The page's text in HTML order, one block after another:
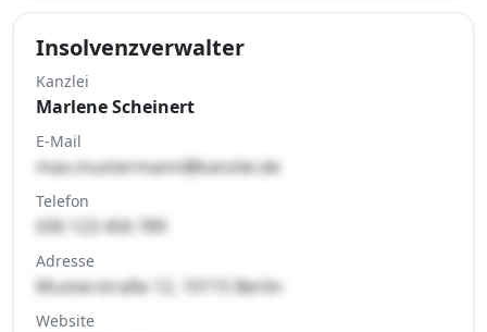
Insolvenzverwalter
Kanzlei
Marlene Scheinert
E-Mail
max.mustermann@kanzlei.de
Telefon
030 123 456 789
Adresse
Musterstraße 12, 10115 Berlin
Website